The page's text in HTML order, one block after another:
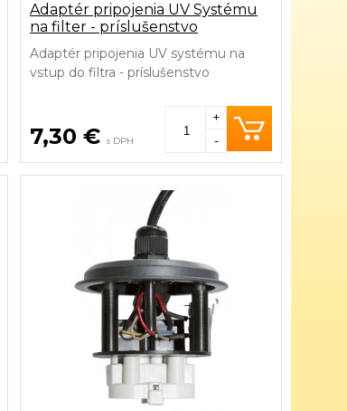
Adaptér pripojenia UV Systému
na filter - príslušenstvo
Adaptér pripojenia UV systému na
vstup do filtra - príslušenstvo
7,30 € s DPH
+
-